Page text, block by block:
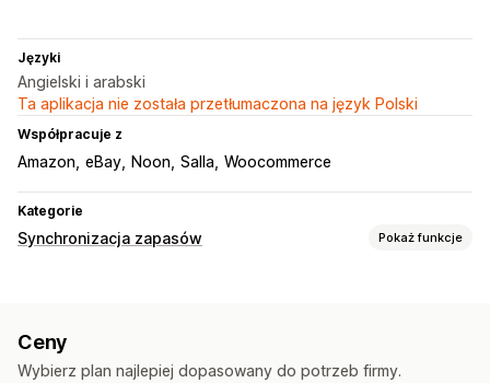
Języki
Angielski i arabski
Ta aplikacja nie została przetłumaczona na język Polski
Współpracuje z
Amazon eBay Noon Salla Woocommerce
Kategorie
Synchronizacja zapasów Pokaż funkcje
Jednostki SKU
Automatyczna Zbiorcza Czas rzeczywisty
Ceny
Wybierz plan najlepiej dopasowany do potrzeb firmy.